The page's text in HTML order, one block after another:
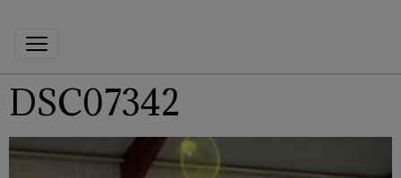
DSC07342